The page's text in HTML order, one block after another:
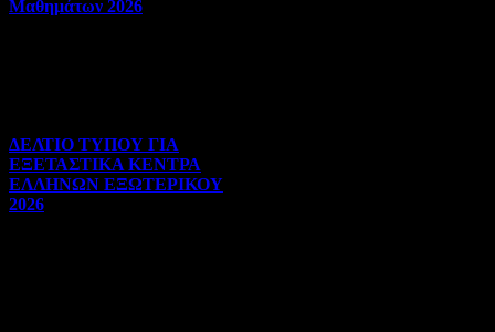
Μαθημάτων 2026
ΔΕΛΤΙΟ ΤΥΠΟΥ ΓΙΑ
ΕΞΕΤΑΣΤΙΚΑ ΚΕΝΤΡΑ
ΕΛΛΗΝΩΝ ΕΞΩΤΕΡΙΚΟΥ
2026